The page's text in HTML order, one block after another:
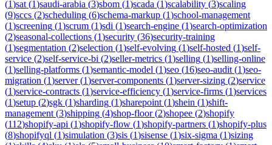
(1)sat (1)saudi-arabia (3)sbom (1)scada (1)scalability (3)scaling
(9)sccs (2)scheduling (6)schema-markup (1)school-management
(1)screening (1)scrum (1)sdi (1)search-engine (1)search-optimization
(2)seasonal-collections (1)security (36)security-training
(1)segmentation (2)selection (1)self-evolving (1)self-hosted (1)self-
service (2)self-service-bi (2)seller-metrics (1)selling (1)selling-online
(1)selling-platforms (1)semantic-model (1)seo (16)seo-audit (1)seo-
migration (1)server(1)server-components (1)server-sizing (2)service
(1)service-contracts (1)service-efficiency (1)service-firms (1)services
(1)setup (2)sgk (1)sharding (1)sharepoint (1)shein (1)shift-
management (3)shipping (4)shop-floor(2)shopee (2)shopify
(112)shopify-api (1)shopify-flow (1)shopify-partners (1)shopify-plus
(8)shopifyql (1)simulation (3)sis (1)sisense (1)six-sigma (1)sizing